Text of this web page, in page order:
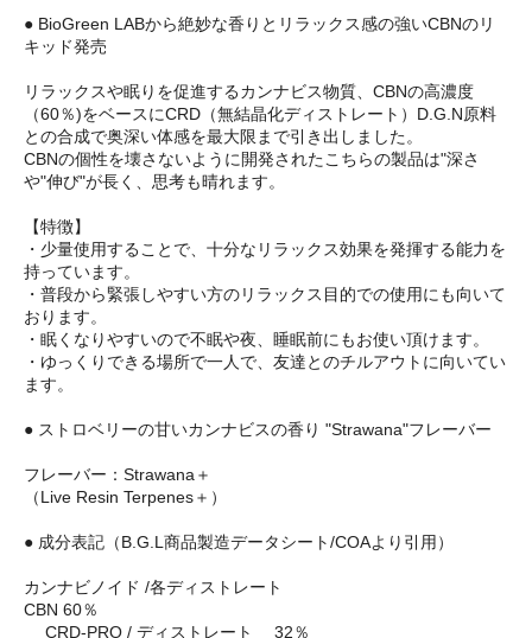
● BioGreen LABから絶妙な香りとリラックス感の強いCBNのリ
キッド発売
リラックスや眠りを促進するカンナビス物質、CBNの高濃度
（60％)をベースにCRD（無結晶化ディストレート）D.G.N原料
との合成で奥深い体感を最大限まで引き出しました。
CBNの個性を壊さないように開発されたこちらの製品は"深さ
や"伸び"が長く、思考も晴れます。
【特徴】
・少量使用することで、十分なリラックス効果を発揮する能力を
持っています。
・普段から緊張しやすい方のリラックス目的での使用にも向いて
おります。
・眠くなりやすいので不眠や夜、睡眠前にもお使い頂けます。
・ゆっくりできる場所で一人で、友達とのチルアウトに向いてい
ます。
● ストロベリーの甘いカンナビスの香り "Strawana"フレーバー
フレーバー：Strawana＋
（Live Resin Terpenes＋）
● 成分表記（B.G.L商品製造データシート/COAより引用）
カンナビノイド /各ディストレート
CBN 60％
CRD-PRO / ディストレート 32％